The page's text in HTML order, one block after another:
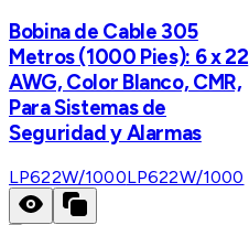
Bobina de Cable 305
Metros (1000 Pies): 6 x 22
AWG, Color Blanco, CMR,
Para Sistemas de
Seguridad y Alarmas
LP622W/1000LP622W/1000